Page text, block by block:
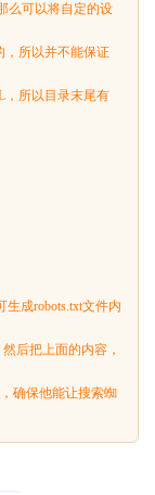
么可以将自定的设
，所以并不能保证
，所以目录末尾有
成robots.txt文件内
后把上面的内容，
确保他能让搜索蜘